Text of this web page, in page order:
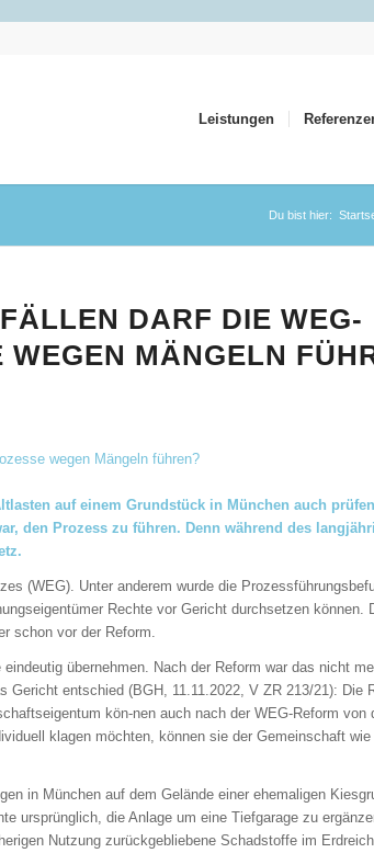
Leistungen
Du bist hier:
DARF DIE WEG-
MÄNGELN
auf einem Grundstück in München auch
den Prozess zu führen. Denn während des
(WEG). Unter anderem wurde die
Rechte vor Gericht durchsetzen können.
schon vor der Reform.
übernehmen. Nach der Reform war das nicht
entschied (BGH, 11.11.2022, V ZR 213/21): Die
kön-nen auch nach der WEG-Reform von
klagen möchten, können sie der Gemeinschaft
in München auf dem Gelände einer ehemaligen
ursprünglich, die Anlage um eine Tiefgarage zu
Nutzung zurückgebliebene Schadstoffe im